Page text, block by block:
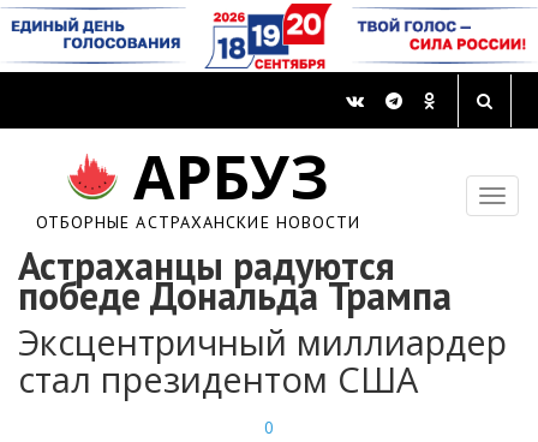
АРБУЗ
ОТБОРНЫЕ АСТРАХАНСКИЕ НОВОСТИ
Астраханцы радуются
победе Дональда Трампа
Эксцентричный миллиардер
стал президентом США
0